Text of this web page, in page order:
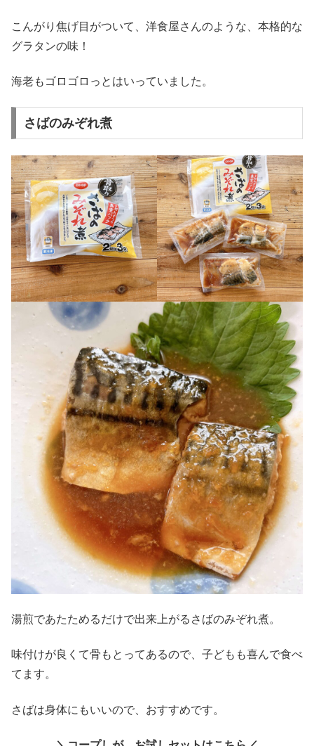
こんがり焦げ目がついて、洋食屋さんのような、本格的な
グラタンの味！
海老もゴロゴロっとはいっていました。
さばのみぞれ煮
湯煎であたためるだけで出来上がるさばのみぞれ煮。
味付けが良くて骨もとってあるので、子どもも喜んで食べ
てます。
さばは身体にもいいので、おすすめです。